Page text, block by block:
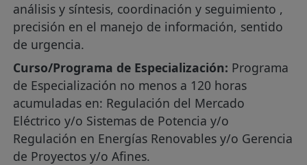
análisis y síntesis, coordinación y seguimiento ,
precisión en el manejo de información, sentido
de urgencia.
Curso/Programa de Especialización: Programa
de Especialización no menos a 120 horas
acumuladas en: Regulación del Mercado
Eléctrico y/o Sistemas de Potencia y/o
Regulación en Energías Renovables y/o Gerencia
de Proyectos y/o Afines.